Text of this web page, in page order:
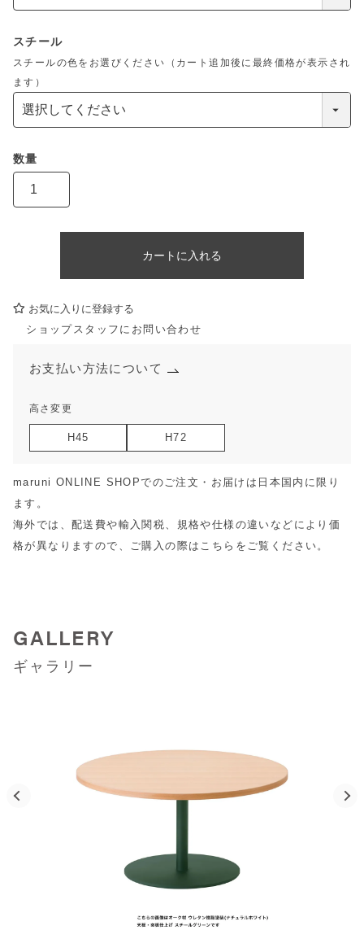
スチール
スチールの色をお選びください（カート追加後に最終価格が表示され
ます）
お気に入りに登録する
カートに入れる
ショップスタッフにお問い合わせ
高さ変更
H45 H72
お支払い方法について
maruni ONLINE SHOPでのご注文・お届けは日本国内に限り
ます。
海外では、配送費や輸入関税、規格や仕様の違いなどにより価
格が異なりますので、ご購入の際は こちら をご覧ください。
GALLERY
ギャラリー